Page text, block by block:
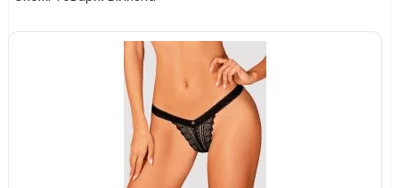
Склад матеріалу:94% котон, 6% еластан.